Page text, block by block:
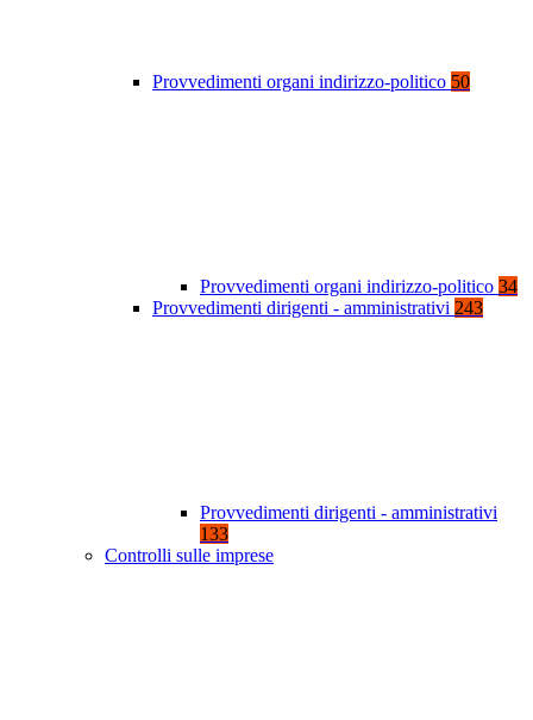
Provvedimenti organi indirizzo-politico 50
Provvedimenti organi indirizzo-politico 34
Provvedimenti dirigenti - amministrativi 243
Provvedimenti dirigenti - amministrativi
133
Controlli sulle imprese